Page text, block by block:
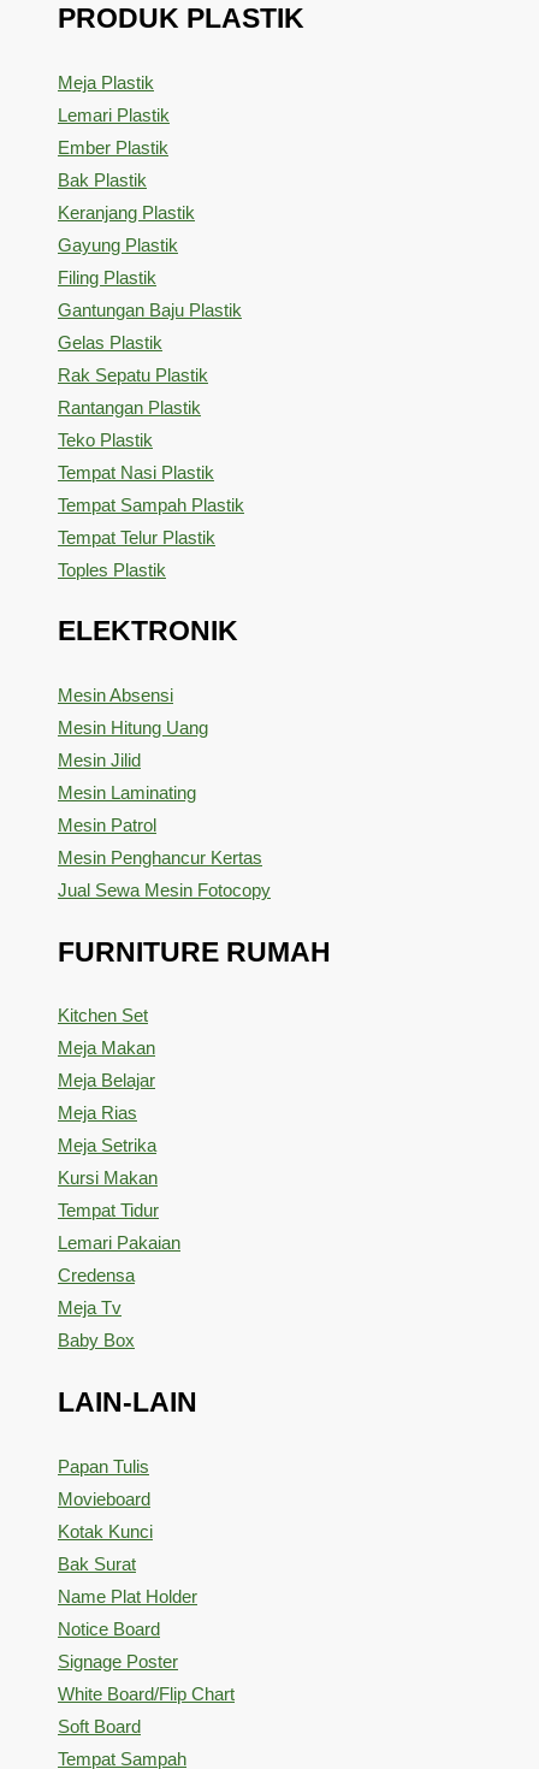
PRODUK PLASTIK
Meja Plastik
Lemari Plastik
Ember Plastik
Bak Plastik
Keranjang Plastik
Gayung Plastik
Filing Plastik
Gantungan Baju Plastik
Gelas Plastik
Rak Sepatu Plastik
Rantangan Plastik
Teko Plastik
Tempat Nasi Plastik
Tempat Sampah Plastik
Tempat Telur Plastik
Toples Plastik
ELEKTRONIK
Mesin Absensi
Mesin Hitung Uang
Mesin Jilid
Mesin Laminating
Mesin Patrol
Mesin Penghancur Kertas
Jual Sewa Mesin Fotocopy
FURNITURE RUMAH
Kitchen Set
Meja Makan
Meja Belajar
Meja Rias
Meja Setrika
Kursi Makan
Tempat Tidur
Lemari Pakaian
Credensa
Meja Tv
Baby Box
LAIN-LAIN
Papan Tulis
Movieboard
Kotak Kunci
Bak Surat
Name Plat Holder
Notice Board
Signage Poster
White Board/Flip Chart
Soft Board
Tempat Sampah